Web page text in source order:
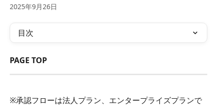
2025年9月26日
目次
PAGE TOP
※承認フローは法人プラン、エンタープライズプランで